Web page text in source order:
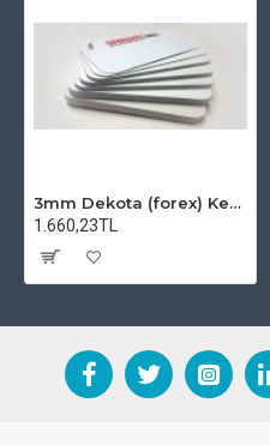
3mm Dekota (forex) Kesim
1.660,23TL